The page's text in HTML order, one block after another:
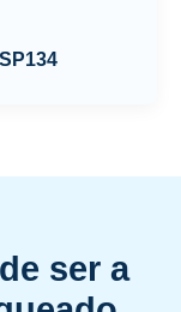
ser a